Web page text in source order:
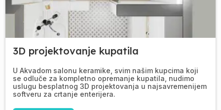
3D projektovanje kupatila
U Akvadom salonu keramike, svim našim kupcima koji
se odluče za kompletno opremanje kupatila, nudimo
uslugu besplatnog 3D projektovanja u najsavremenijem
softveru za crtanje enterijera.